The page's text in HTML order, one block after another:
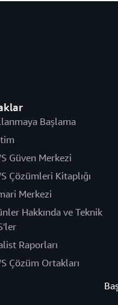
Başlama
Güven Merkezi
Çözümleri Kitaplığı
Merkezi
Hakkında ve Teknik
Raporları
Çözüm Ortakları